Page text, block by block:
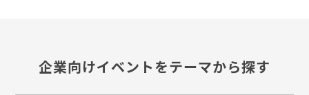
企業向けイベントをテーマから探す